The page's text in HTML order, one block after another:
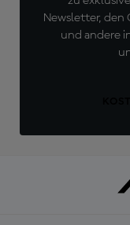
Newsletter, den
und andere